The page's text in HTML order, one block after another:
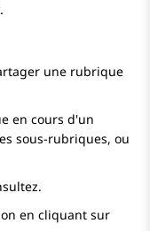
une rubrique
en cours d'un
sous-rubriques, ou
en cliquant sur